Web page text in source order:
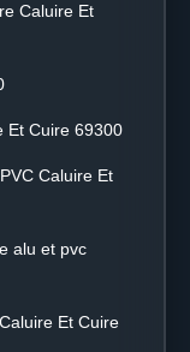
Caluire Et
Et Cuire 69300
Caluire Et
alu et pvc
Et Cuire